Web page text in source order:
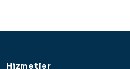
Hizmetler